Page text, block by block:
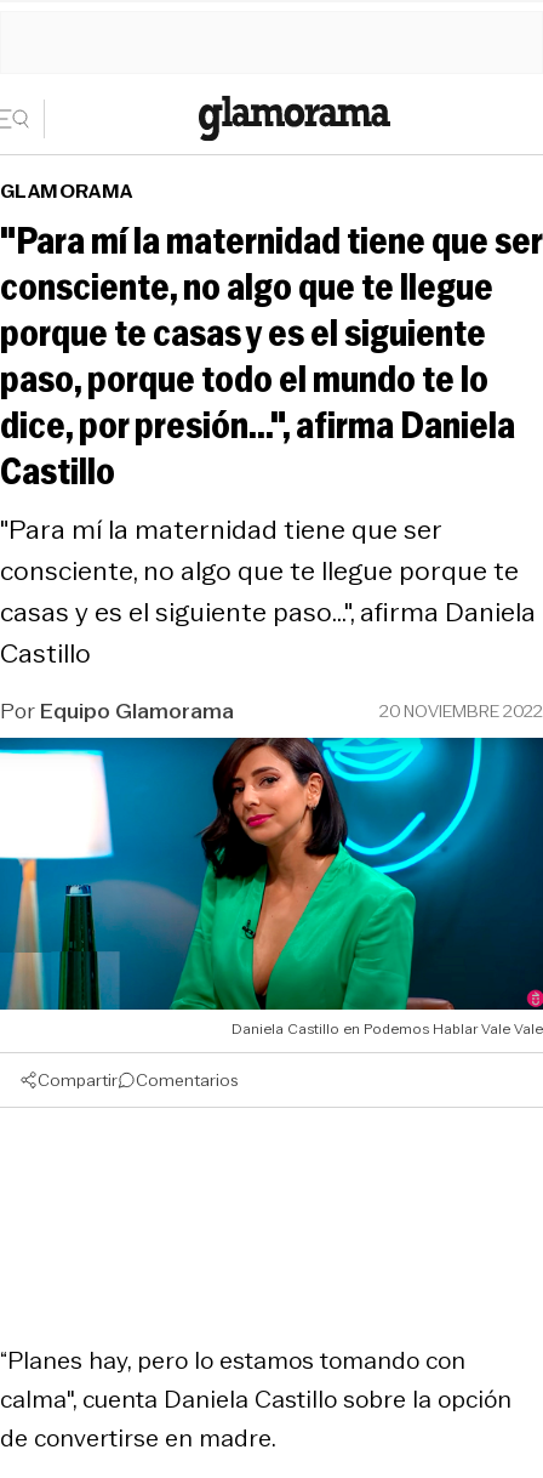
GLAMORAMA
"Para mí la maternidad tiene que ser
consciente, no algo que te llegue
porque te casas y es el siguiente
paso, porque todo el mundo te lo
dice, por presión...", afirma Daniela
Castillo
"Para mí la maternidad tiene que ser
consciente, no algo que te llegue porque te
casas y es el siguiente paso...", afirma Daniela
Castillo
PorEquipo Glamorama 20 NOVIEMBRE 2022
Daniela Castillo en Podemos Hablar Vale Vale
Compartir Comentarios
“Planes hay, pero lo estamos tomando con
calma", cuenta Daniela Castillo sobre la opción
de convertirse en madre.